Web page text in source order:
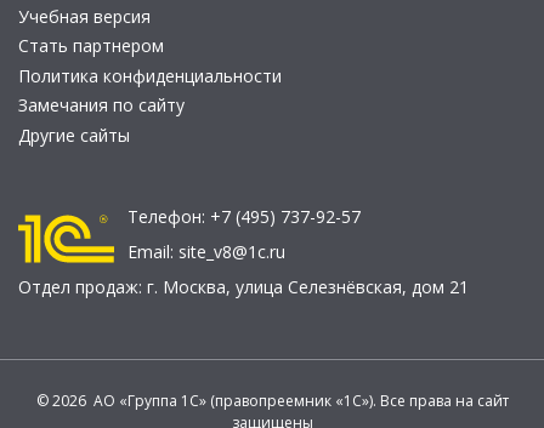
Учебная версия
Стать партнером
Политика конфиденциальности
Замечания по сайту
Другие сайты
Телефон: +7 (495) 737-92-57
Email: site_v8@1c.ru
Отдел продаж: г. Москва, улица Селезнёвская, дом 21
© 2026 АО «Группа 1С» (правопреемник «1С»). Все права на сайт
защищены